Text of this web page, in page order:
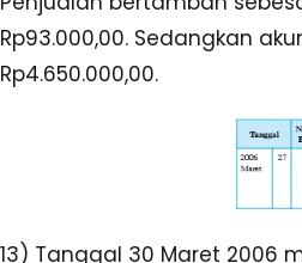
Rp93.000,00. Sedangkan
Rp4.650.000,00.
13) Tanggal 30 Maret 2006